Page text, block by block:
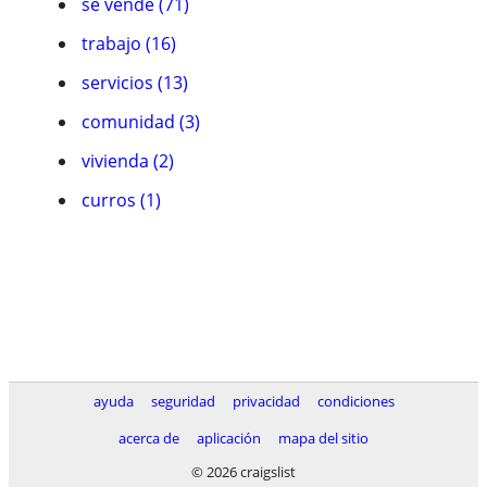
trabajo (16)
servicios (13)
comunidad (3)
vivienda (2)
curros (1)
ayuda seguridad privacidad
condiciones
acerca de
aplicación
mapa del sitio
© 2026 craigslist